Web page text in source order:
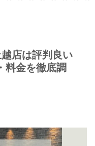
店は評判良い
料金を徹底調